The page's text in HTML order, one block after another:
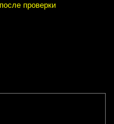
проверки